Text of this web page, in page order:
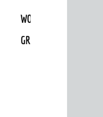
S
WOCHENMARKT
GROOVE